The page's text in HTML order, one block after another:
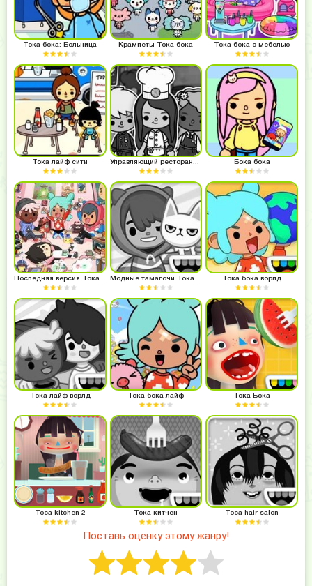
Поставь оценку этому жанру!
Тока бока: Больница Крампеты Тока бока Тока бока с мебелью
Тока лайф сити Бока бока
Последняя версия Тока ворлд Модные тамагочи Тока бока Тока бока ворлд
Тока лайф ворлд Тока бока лайф Тока Бока
Toca kitchen 2 Тока китчен Toca hair salon